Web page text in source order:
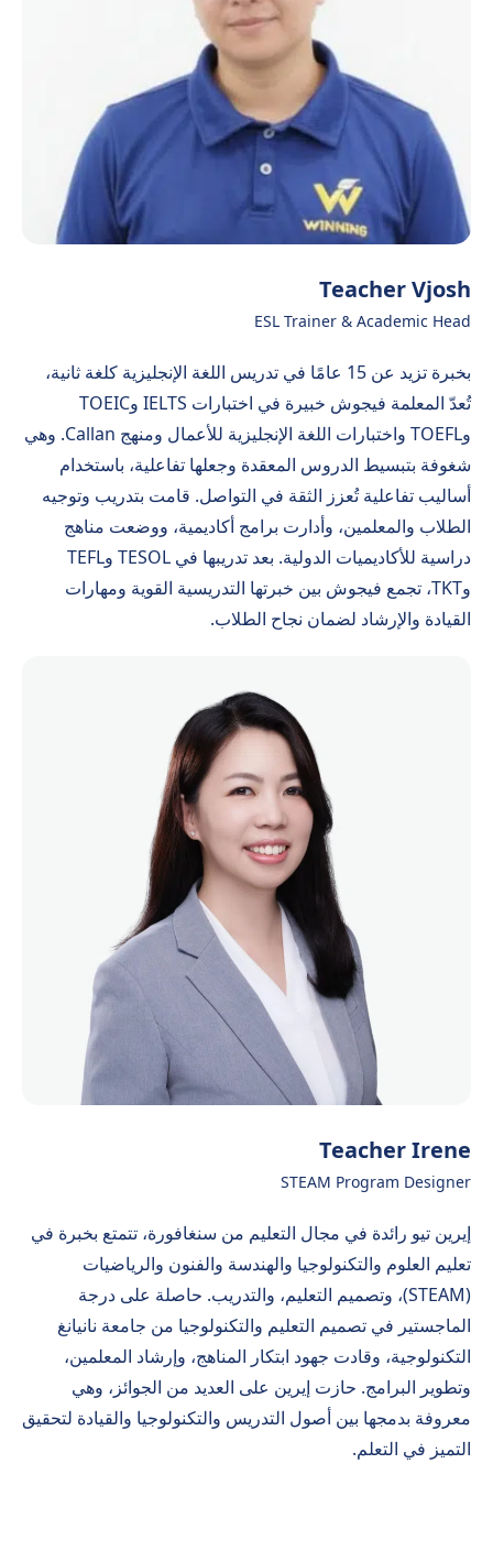
Teacher Vjosh
ESL Trainer & Academic Head
بخبرة تزيد عن 15 عامًا في تدريس اللغة الإنجليزية كلغة ثانية،
تُعدّ المعلمة فيجوش خبيرة في اختبارات IELTS وTOEIC
وTOEFL واختبارات اللغة الإنجليزية للأعمال ومنهج Callan. وهي
شغوفة بتبسيط الدروس المعقدة وجعلها تفاعلية، باستخدام
أساليب تفاعلية تُعزز الثقة في التواصل. قامت بتدريب وتوجيه
الطلاب والمعلمين، وأدارت برامج أكاديمية، ووضعت مناهج
دراسية للأكاديميات الدولية. بعد تدريبها في TESOL وTEFL
وTKT، تجمع فيجوش بين خبرتها التدريسية القوية ومهارات
القيادة والإرشاد لضمان نجاح الطلاب.
Teacher Irene
STEAM Program Designer
إيرين تيو رائدة في مجال التعليم من سنغافورة، تتمتع بخبرة في
تعليم العلوم والتكنولوجيا والهندسة والفنون والرياضيات
(STEAM)، وتصميم التعليم، والتدريب. حاصلة على درجة
الماجستير في تصميم التعليم والتكنولوجيا من جامعة نانيانغ
التكنولوجية، وقادت جهود ابتكار المناهج، وإرشاد المعلمين،
وتطوير البرامج. حازت إيرين على العديد من الجوائز، وهي
معروفة بدمجها بين أصول التدريس والتكنولوجيا والقيادة لتحقيق
التميز في التعلم.